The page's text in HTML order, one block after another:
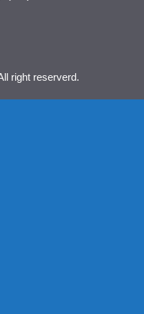
right reserverd.